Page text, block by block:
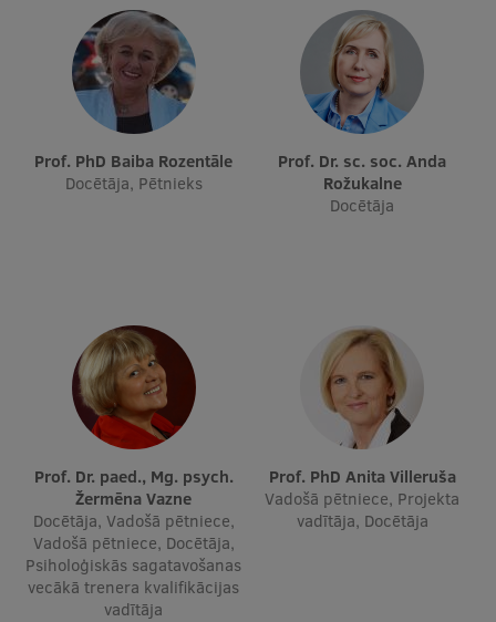
Prof. PhD Baiba Rozentāle
Docētāja, Pētnieks
Prof. Dr. sc. soc. Anda
Rožukalne
Docētāja
Prof. Dr. paed., Mg. psych.
Žermēna Vazne
Docētāja, Vadošā pētniece,
Vadošā pētniece, Docētāja,
Psiholoģiskās sagatavošanas
vecākā trenera kvalifikācijas
vadītāja
Prof. PhD Anita Villeruša
Vadošā pētniece, Projekta
vadītāja, Docētāja